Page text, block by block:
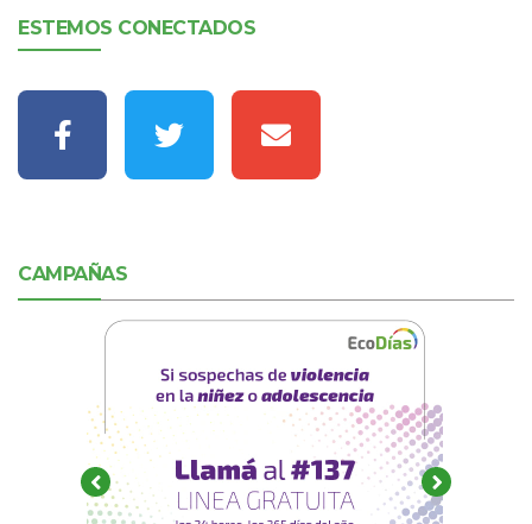
ESTEMOS CONECTADOS
CAMPAÑAS